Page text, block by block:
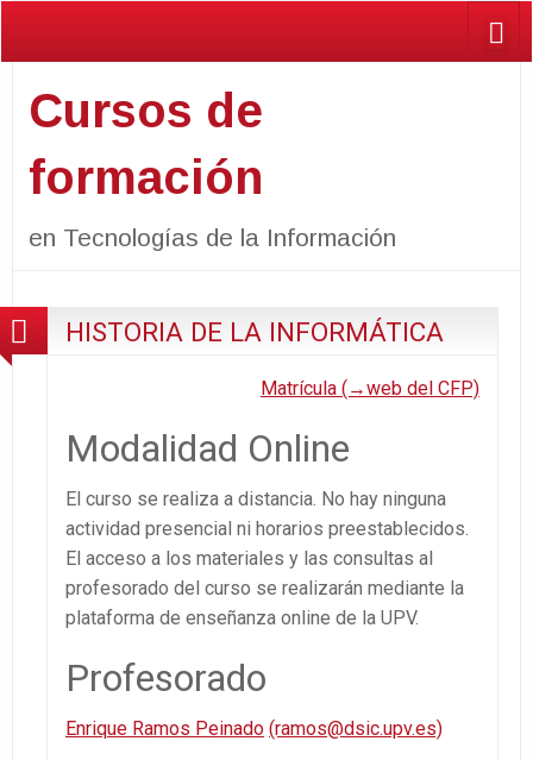
Cursos de
formación
en Tecnologías de la Información
HISTORIA DE LA INFORMÁTICA
Matrícula (→web del CFP)
Modalidad Online
El curso se realiza a distancia. No hay ninguna
actividad presencial ni horarios preestablecidos.
El acceso a los materiales y las consultas al
profesorado del curso se realizarán mediante la
plataforma de enseñanza online de la UPV.
Profesorado
Enrique Ramos Peinado (ramos@dsic.upv.es)